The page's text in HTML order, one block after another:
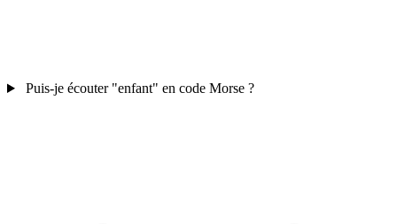
Puis-je écouter "enfant" en code Morse ?